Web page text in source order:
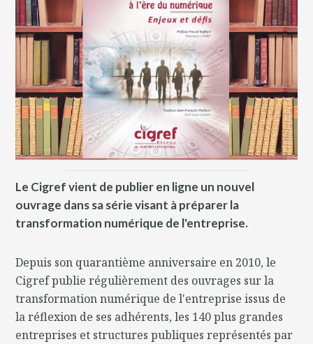
Le Cigref vient de publier en ligne un nouvel
ouvrage dans sa série visant à préparer la
transformation numérique de l'entreprise.
Depuis son quarantième anniversaire en 2010, le
Cigref publie régulièrement des ouvrages sur la
transformation numérique de l'entreprise issus de
la réflexion de ses adhérents, les 140 plus grandes
entreprises et structures publiques représentés par